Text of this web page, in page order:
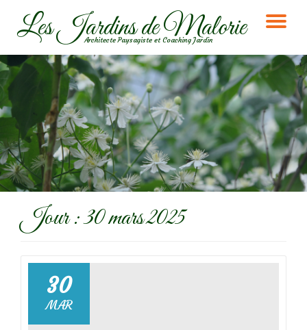
Aller
contenu
LA
Les Jardins de Malorie
Architecte Paysagiste et Coaching Jardin
Jour :30 mars 2025
30
MAR